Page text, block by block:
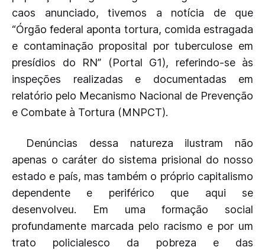
caos anunciado, tivemos a notícia de que
“Órgão federal aponta tortura, comida estragada
e contaminação proposital por tuberculose em
presídios do RN” (Portal G1), referindo-se às
inspeções realizadas e documentadas em
relatório pelo Mecanismo Nacional de Prevenção
e Combate à Tortura (MNPCT).
Denúncias dessa natureza ilustram não
apenas o caráter do sistema prisional do nosso
estado e país, mas também o próprio capitalismo
dependente e periférico que aqui se
desenvolveu. Em uma formação social
profundamente marcada pelo racismo e por um
trato policialesco da pobreza e das